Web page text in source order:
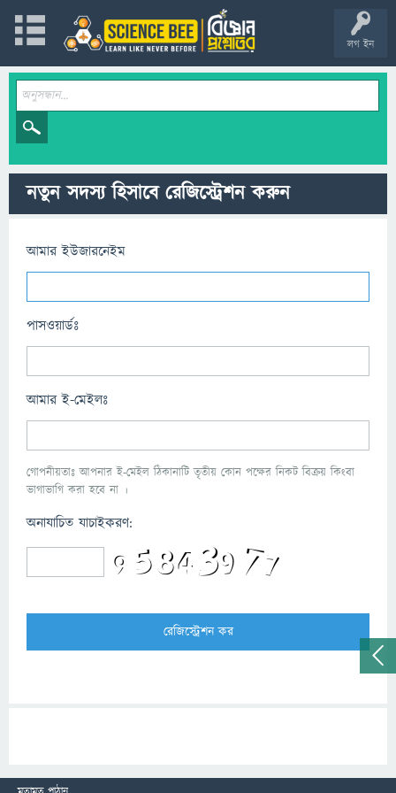
লগ ইন
নতুন সদস্য হিসাবে রেজিস্ট্রেশন করুন
আমার ইউজারনেইম
পাসওয়ার্ডঃ
আমার ই-মেইলঃ
গোপনীয়তাঃ আপনার ই-মেইল ঠিকানাটি তৃতীয় কোন পক্ষের নিকট বিক্রয় কিংবা
ভাগাভাগি করা হবে না ।
অনাযাচিত যাচাইকরণ: